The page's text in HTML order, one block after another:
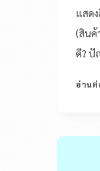
แสด
(สินค้
ดี? ปั
อ่านต่